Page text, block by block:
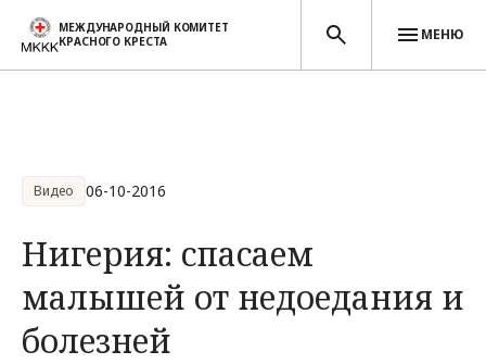
МЕЖДУНАРОДНЫЙ КОМИТЕТ
КРАСНОГО КРЕСТА
МЕНЮ
Видео 06-10-2016
Нигерия: спасаем
малышей от недоедания и
болезней